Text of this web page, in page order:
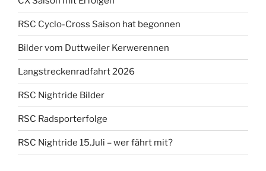
RSC Cyclo-Cross Saison hat begonnen
Bilder vom Duttweiler Kerwerennen
Langstreckenradfahrt 2026
RSC Nightride Bilder
RSC Radsporterfolge
RSC Nightride 15.Juli – wer fährt mit?